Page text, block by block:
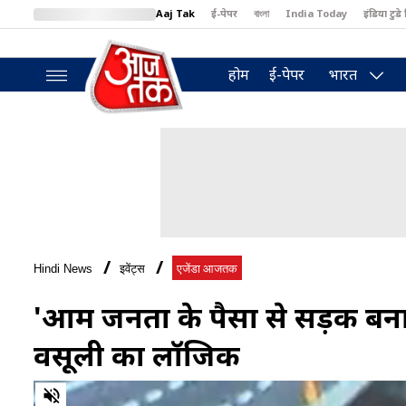
Aaj Tak ई-पेपर বাংলা India Today इंडिया टुडे
BT Bazaar
होम ई-पेपर भारत
Hindi News इवेंट्स एजेंडा आजतक
'आम जनता के पैसों से सड़कें
वसूली का लॉजिक
0
of